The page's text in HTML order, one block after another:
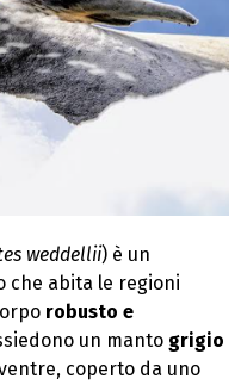
weddellii) è un
che abita le regioni
robusto e
un manto grigio
coperto da uno